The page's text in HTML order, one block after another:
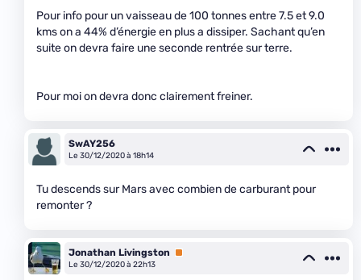
Pour info pour un vaisseau de 100 tonnes entre 7.5 et 9.0
kms on a 44% d’énergie en plus a dissiper. Sachant qu’en
suite on devra faire une seconde rentrée sur terre.
Pour moi on devra donc clairement freiner.
SwAY256
Le 30/12/2020 à 18h14
Tu descends sur Mars avec combien de carburant pour
remonter ?
Jonathan Livingston
Premium
Le 30/12/2020 à 22h13